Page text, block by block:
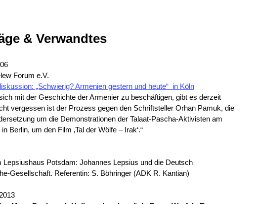
& Verwandtes
Forum e.V.
„Schwierig? Armenien gestern und heute“ in Köln
mit der Geschichte der Armenier zu beschäftigen, gibt es derzeit
vergessen ist der Prozess gegen den Schriftsteller Orhan Pamuk, die
um die Demonstrationen der Talaat-Pascha-Aktivisten am
Berlin, um den Film ‚Tal der Wölfe – Irak‘.“
Lepsiushaus Potsdam: Johannes Lepsius und die Deutsch
Gesellschaft. Referentin: S. Böhringer (ADK R. Kantian)